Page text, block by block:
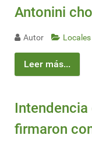
Antonini
Autor Locales
Leer más...
Intendencia
firmaron